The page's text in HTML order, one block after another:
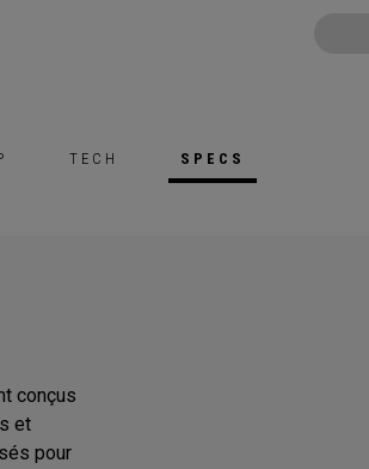
TECH SPECS
conçus
et
pour